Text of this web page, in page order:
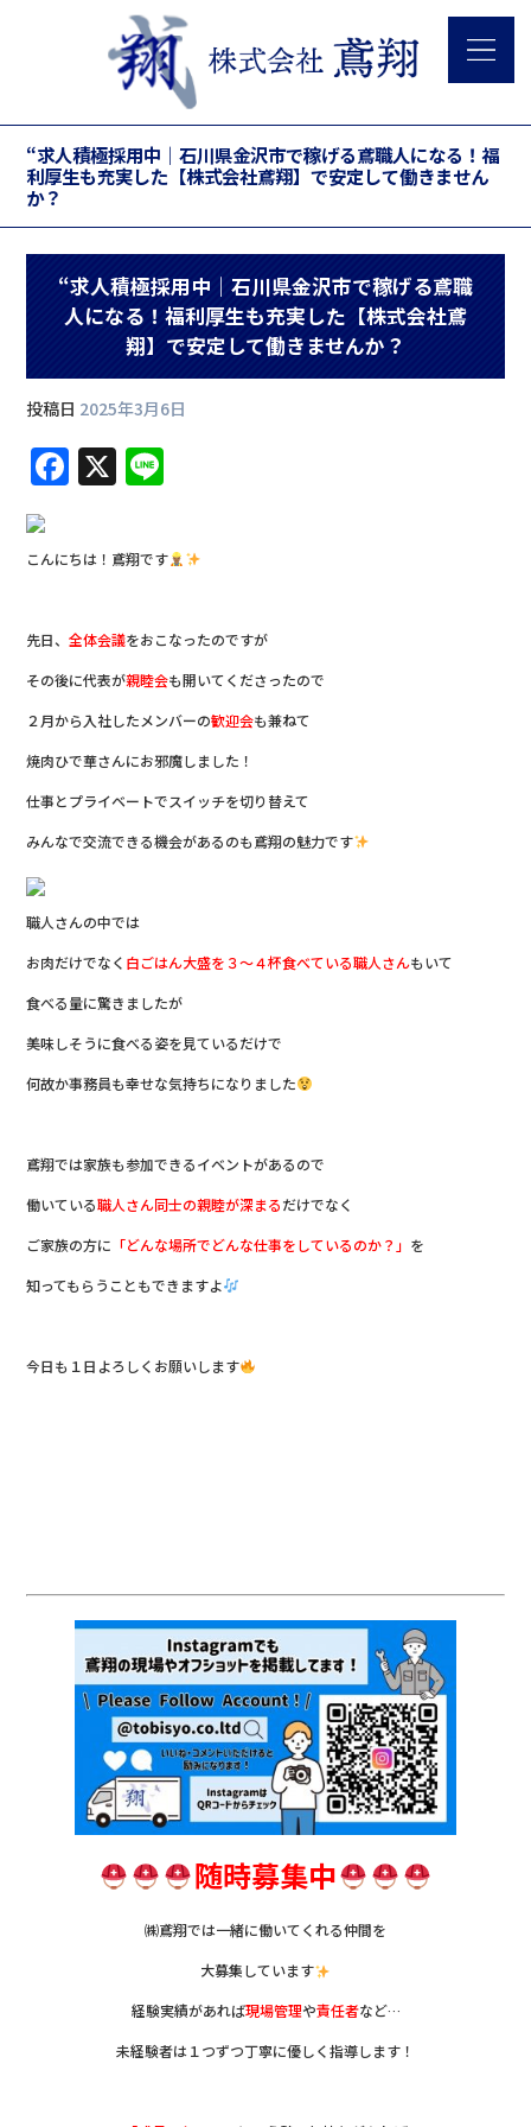
“求人積極採用中｜石川県金沢市で稼げる鳶職人になる！福
利厚生も充実した【株式会社鳶翔】で安定して働きません
か？
“求人積極採用中｜石川県金沢市で稼げる鳶職
人になる！福利厚生も充実した【株式会社鳶
翔】で安定して働きませんか？
投稿日 2025年3月6日
F
a
c
e
b
o
o
k
X
e
こんにちは！鳶翔です
先日、全体会議をおこなったのですが
その後に代表が親睦会も開いてくださったので
２月から入社したメンバーの歓迎会も兼ねて
焼肉ひで華さんにお邪魔しました！
仕事とプライベートでスイッチを切り替えて
みんなで交流できる機会があるのも鳶翔の魅力です
職人さんの中では
お肉だけでなく 白ごはん大盛を３～４杯食べている職人さんもいて
食べる量に驚きましたが
美味しそうに食べる姿を見ているだけで
何故か事務員も幸せな気持ちになりました
鳶翔では家族も参加できるイベントがあるので
働いている職人さん同士の親睦が深まるだけでなく
ご家族の方に 「どんな場所でどんな仕事をしているのか？」 を
知ってもらうこともできますよ
今日も１日よろしくお願いします
随時募集中
㈱鳶翔では一緒に働いてくれる仲間を
大募集しています
経験実績があれば現場管理や責任者など…
未経験者は１つずつ丁寧に優しく指導します！